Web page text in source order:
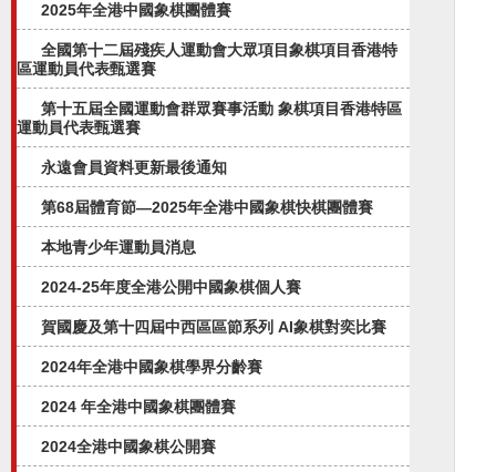
2025年全港中國象棋團體賽
全國第十二屆殘疾人運動會大眾項目象棋項目香港特
區運動員代表甄選賽
第十五屆全國運動會群眾賽事活動 象棋項目香港特區
運動員代表甄選賽
永遠會員資料更新最後通知
第68屆體育節—2025年全港中國象棋快棋團體賽
本地青少年運動員消息
2024-25年度全港公開中國象棋個人賽
賀國慶及第十四屆中西區區節系列 AI象棋對奕比賽
2024年全港中國象棋學界分齡賽
2024 年全港中國象棋團體賽
2024全港中國象棋公開賽